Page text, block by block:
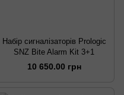
Набір сигналізаторів Prologic
SNZ Bite Alarm Kit 3+1
10 650.00 грн